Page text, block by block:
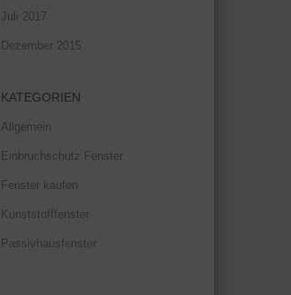
Juli 2017
Dezember 2015
KATEGORIEN
Allgemein
Einbruchschutz Fenster
Fenster kaufen
Kunststofffenster
Passivhausfenster